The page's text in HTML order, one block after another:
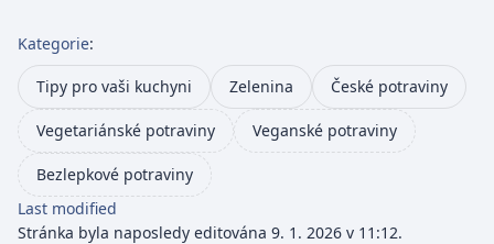
Kategorie:
Tipy pro vaši kuchyni Zelenina České potraviny
Vegetariánské potraviny Veganské potraviny
Bezlepkové potraviny
Last modified
Stránka byla naposledy editována 9. 1. 2026 v 11:12.